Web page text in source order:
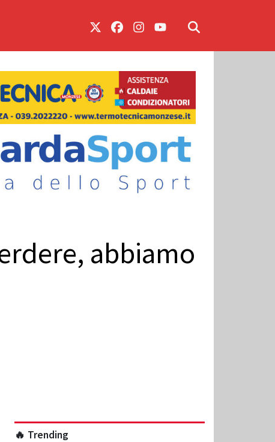
abbiamo
🔥 Trending